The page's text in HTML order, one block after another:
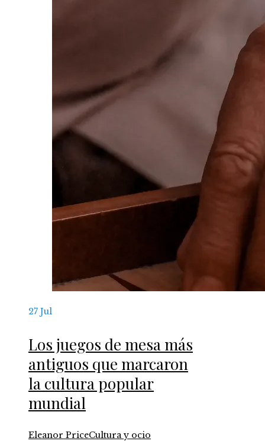
27 Jul
Los juegos de mesa más
antiguos que marcaron
la cultura popular
mundial
Eleanor PriceCultura y ocio